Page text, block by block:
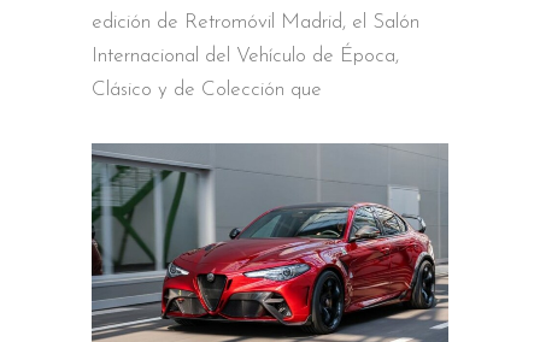
edición de Retromóvil Madrid, el Salón
Internacional del Vehículo de Época,
Clásico y de Colección que